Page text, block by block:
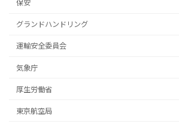
保安
グランドハンドリング
運輸安全委員会
気象庁
厚生労働省
東京航空局